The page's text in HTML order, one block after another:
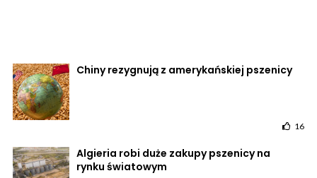
Chiny rezygnują z amerykańskiej pszenicy
16
Algieria robi duże zakupy pszenicy na
rynku światowym